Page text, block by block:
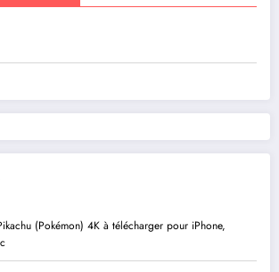
(Pokémon) 4K à télécharger pour iPhone,